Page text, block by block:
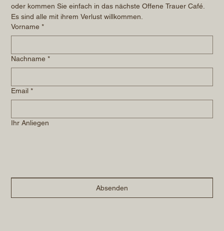
oder kommen Sie einfach in das nächste Offene Trauer Café.
Es sind alle mit ihrem Verlust willkommen.
Vorname *
Nachname *
Email *
Ihr Anliegen
Absenden